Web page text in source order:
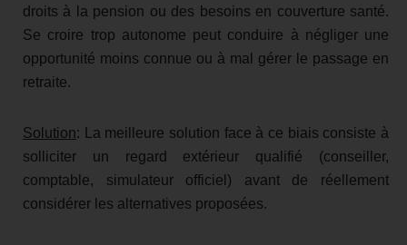
droits à la pension ou des besoins en couverture santé.
Se croire trop autonome peut conduire à négliger une
opportunité moins connue ou à mal gérer le passage en
retraite.
Solution: La meilleure solution face à ce biais consiste à
solliciter un regard extérieur qualifié (conseiller,
comptable, simulateur officiel) avant de réellement
considérer les alternatives proposées.